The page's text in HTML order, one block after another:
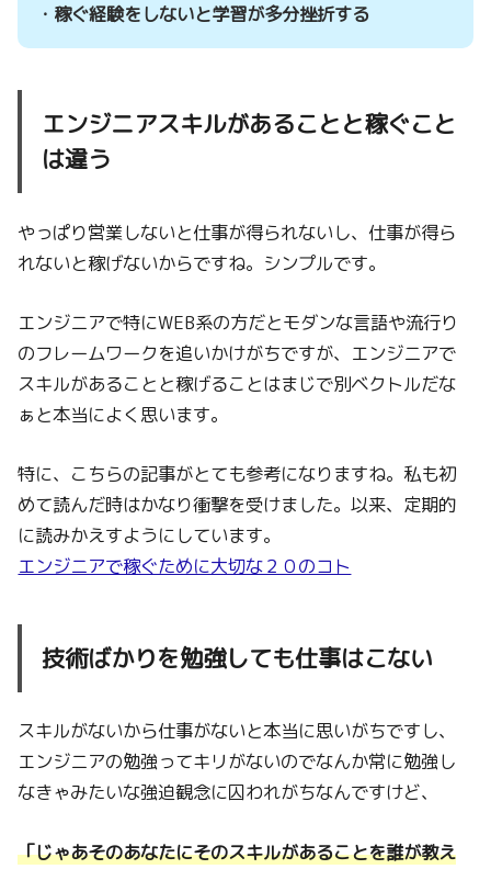
・稼ぐ経験をしないと学習が多分挫折する
エンジニアスキルがあることと稼ぐこと
は違う
やっぱり営業しないと仕事が得られないし、仕事が得ら
れないと稼げないからですね。シンプルです。
エンジニアで特にWEB系の方だとモダンな言語や流行り
のフレームワークを追いかけがちですが、エンジニアで
スキルがあることと稼げることはまじで別ベクトルだな
ぁと本当によく思います。
特に、こちらの記事がとても参考になりますね。私も初
めて読んだ時はかなり衝撃を受けました。以来、定期的
に読みかえすようにしています。
エンジニアで稼ぐために大切な２０のコト
技術ばかりを勉強しても仕事はこない
スキルがないから仕事がないと本当に思いがちですし、
エンジニアの勉強ってキリがないのでなんか常に勉強し
なきゃみたいな強迫観念に囚われがちなんですけど、
「じゃあそのあなたにそのスキルがあることを誰が教え